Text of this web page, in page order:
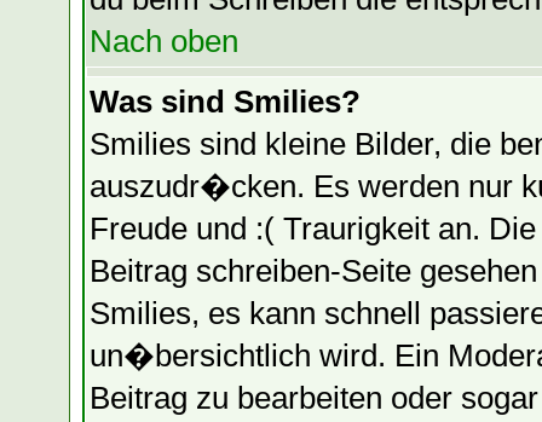
Nach oben
Was sind Smilies?
Smilies sind kleine Bilder, die
auszudr�cken. Es werden nur
Freude und :( Traurigkeit an.
Beitrag schreiben-Seite
Smilies, es kann schnell
un�bersichtlich wird. Ein
Beitrag zu bearbeiten oder